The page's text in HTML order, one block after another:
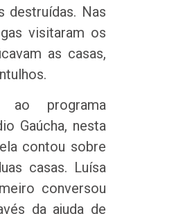
destruídas. Nas
visitaram os
as casas,
ao programa
Gaúcha, nesta
contou sobre
casas. Luísa
conversou
da ajuda de